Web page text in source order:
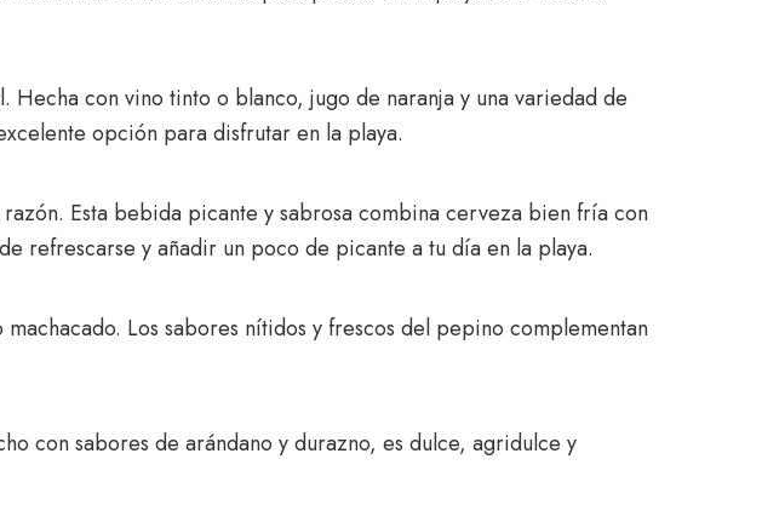
con vino tinto o blanco, jugo de naranja y una variedad de
opción para disfrutar en la playa.
Esta bebida picante y sabrosa combina cerveza bien fría con
refrescarse y añadir un poco de picante a tu día en la playa.
Los sabores nítidos y frescos del pepino complementan
con sabores de arándano y durazno, es dulce, agridulce y